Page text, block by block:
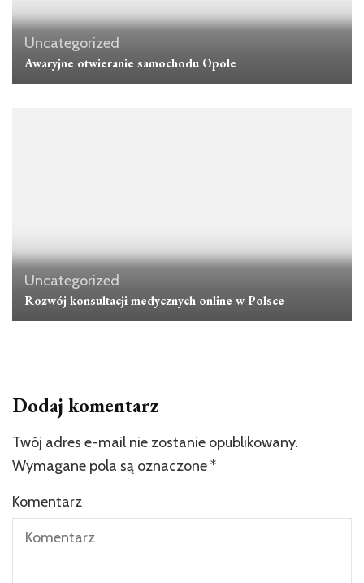
Uncategorized
Awaryjne otwieranie samochodu Opole
Uncategorized
Rozwój konsultacji medycznych online w Polsce
Dodaj komentarz
Twój adres e-mail nie zostanie opublikowany.
Wymagane pola są oznaczone*
Komentarz